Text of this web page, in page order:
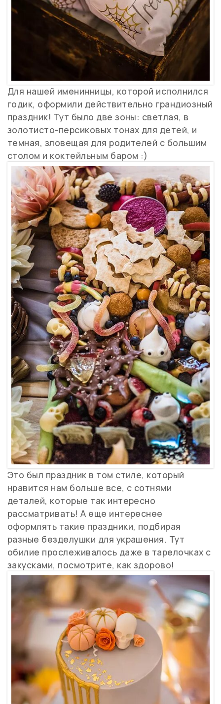
Для нашей именинницы, которой исполнился
годик, оформили действительно грандиозный
праздник! Тут было две зоны: светлая, в
золотисто-персиковых тонах для детей, и
темная, зловещая для родителей с большим
столом и коктейльным баром :)
Это был праздник в том стиле, который
нравится нам больше все, с сотнями
деталей, которые так интересно
рассматривать! А еще интереснее
оформлять такие праздники, подбирая
разные безделушки для украшения. Тут
обилие прослеживалось даже в тарелочках с
закусками, посмотрите, как здорово!